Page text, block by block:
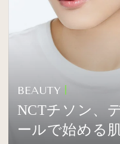
BEAUTY
NCTチソン、
ールで始める